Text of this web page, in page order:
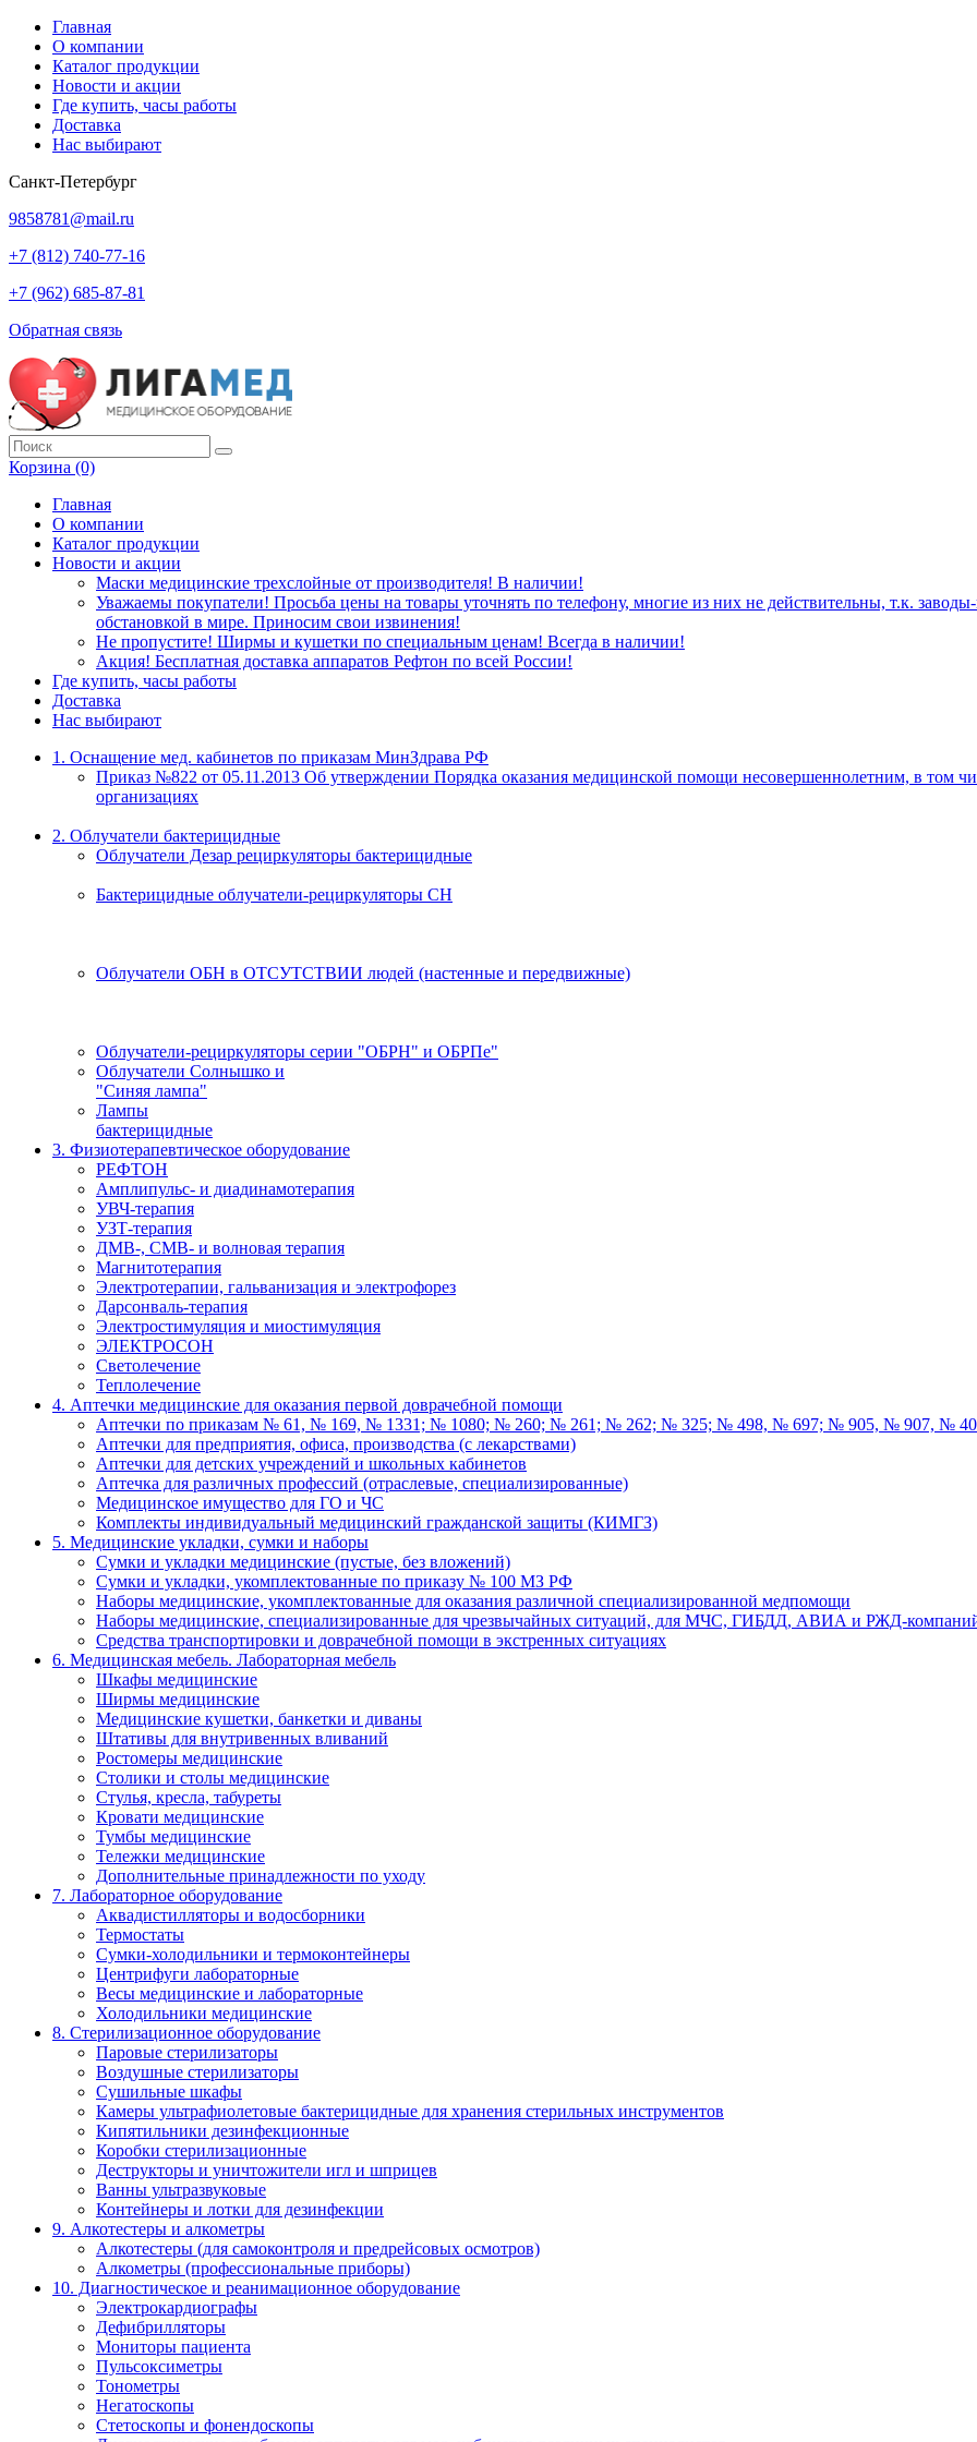
Главная
О компании
Каталог продукции
Новости и акции
Где купить, часы работы
Доставка
Нас выбирают
Санкт-Петербург
9858781@mail.ru
+7 (812) 740-77-16
+7 (962) 685-87-81
Обратная связь
Корзина (0)
Главная
О компании
Каталог продукции
Новости и акции
Маски медицинские трехслойные от производителя! В наличии!
Уважаемы покупатели! Просьба цены на товары уточнять по телефону, многие из них не действительны, т.к.
обстановкой в мире. Приносим свои извинения!
Не пропустите! Ширмы и кушетки по специальным ценам! Всегда в наличии!
Акция! Бесплатная доставка аппаратов Рефтон по всей России!
Где купить, часы работы
Доставка
Нас выбирают
1. Оснащение мед. кабинетов по приказам МинЗдрава РФ
Приказ №822 от 05.11.2013 Об утверждении Порядка оказания медицинской помощи несовершеннолетним, в том
организациях
2. Облучатели бактерицидные
Облучатели Дезар рециркуляторы бактерицидные
Бактерицидные облучатели-рециркуляторы СН
Облучатели ОБН в ОТСУТСТВИИ людей (настенные и передвижные)
Облучатели-рециркуляторы серии "ОБРН" и ОБРПе"
Облучатели Солнышко и
"Синяя лампа"
Лампы
бактерицидные
3. Физиотерапевтическое оборудование
РЕФТОН
Амплипульс- и диадинамотерапия
УВЧ-терапия
УЗТ-терапия
ДМВ-, СМВ- и волновая терапия
Магнитотерапия
Электротерапии, гальванизация и электрофорез
Дарсонваль-терапия
Электростимуляция и миостимуляция
ЭЛЕКТРОСОН
Светолечение
Теплолечение
4. Аптечки медицинские для оказания первой доврачебной помощи
Аптечки по приказам № 61, № 169, № 1331; № 1080; № 260; № 261; № 262; № 325; № 498, № 697; № 905, № 907, №
Аптечки для предприятия, офиса, производства (с лекарствами)
Аптечки для детских учреждений и школьных кабинетов
Аптечка для различных профессий (отраслевые, специализированные)
Медицинское имущество для ГО и ЧС
Комплекты индивидуальный медицинский гражданской защиты (КИМГЗ)
5. Медицинские укладки, сумки и наборы
Сумки и укладки медицинские (пустые, без вложений)
Сумки и укладки, укомплектованные по приказу № 100 МЗ РФ
Наборы медицинские, укомплектованные для оказания различной специализированной медпомощи
Наборы медицинские, специализированные для чрезвычайных ситуаций, для МЧС, ГИБДД, АВИА и РЖД-
Средства транспортировки и доврачебной помощи в экстренных ситуациях
6. Медицинская мебель. Лабораторная мебель
Шкафы медицинские
Ширмы медицинские
Медицинские кушетки, банкетки и диваны
Штативы для внутривенных вливаний
Ростомеры медицинские
Столики и столы медицинские
Стулья, кресла, табуреты
Кровати медицинские
Тумбы медицинские
Тележки медицинские
Дополнительные принадлежности по уходу
7. Лабораторное оборудование
Аквадистилляторы и водосборники
Термостаты
Сумки-холодильники и термоконтейнеры
Центрифуги лабораторные
Весы медицинские и лабораторные
Холодильники медицинские
8. Стерилизационное оборудование
Паровые стерилизаторы
Воздушные стерилизаторы
Сушильные шкафы
Камеры ультрафиолетовые бактерицидные для хранения стерильных инструментов
Кипятильники дезинфекционные
Коробки стерилизационные
Деструкторы и уничтожители игл и шприцев
Ванны ультразвуковые
Контейнеры и лотки для дезинфекции
9. Алкотестеры и алкометры
Алкотестеры (для самоконтроля и предрейсовых осмотров)
Алкометры (профессиональные приборы)
10. Диагностическое и реанимационное оборудование
Электрокардиографы
Дефибрилляторы
Мониторы пациента
Пульсоксиметры
Тонометры
Негатоскопы
Стетоскопы и фонендоскопы